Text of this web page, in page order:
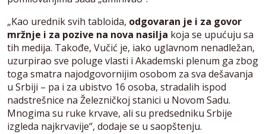
„Kao urednik svih tabloida, odgovaran je i za govor
mržnje i za pozive na nova nasilja koja se upućuju sa
tih medija. Takođe, Vučić je, iako uglavnom nenadležan,
uzurpirao sve poluge vlasti i Akademski plenum ga zbog
toga smatra najodgovornijim osobom za sva dešavanja
u Srbiji – pa i za ubistvo 16 osoba, stradalih ispod
nadstrešnice na Železničkoj stanici u Novom Sadu.
Mnogima su ruke krvave, ali su predsedniku Srbije
izgleda najkrvavije“, dodaje se u saopštenju.